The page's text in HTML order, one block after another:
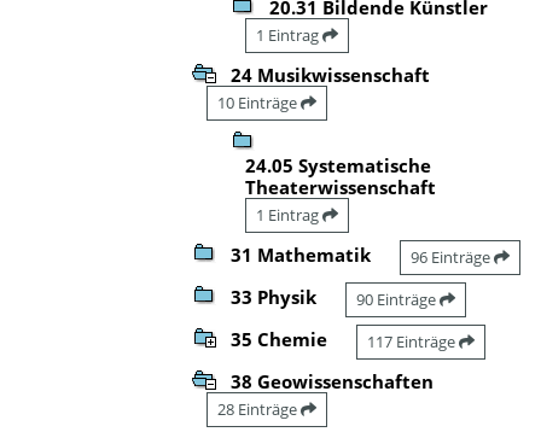
20.31 Bildende Künstler
1 Eintrag
24 Musikwissenschaft
10 Einträge
24.05 Systematische
Theaterwissenschaft
1 Eintrag
31 Mathematik 96 Einträge
33 Physik 90 Einträge
35 Chemie 117 Einträge
38 Geowissenschaften
28 Einträge